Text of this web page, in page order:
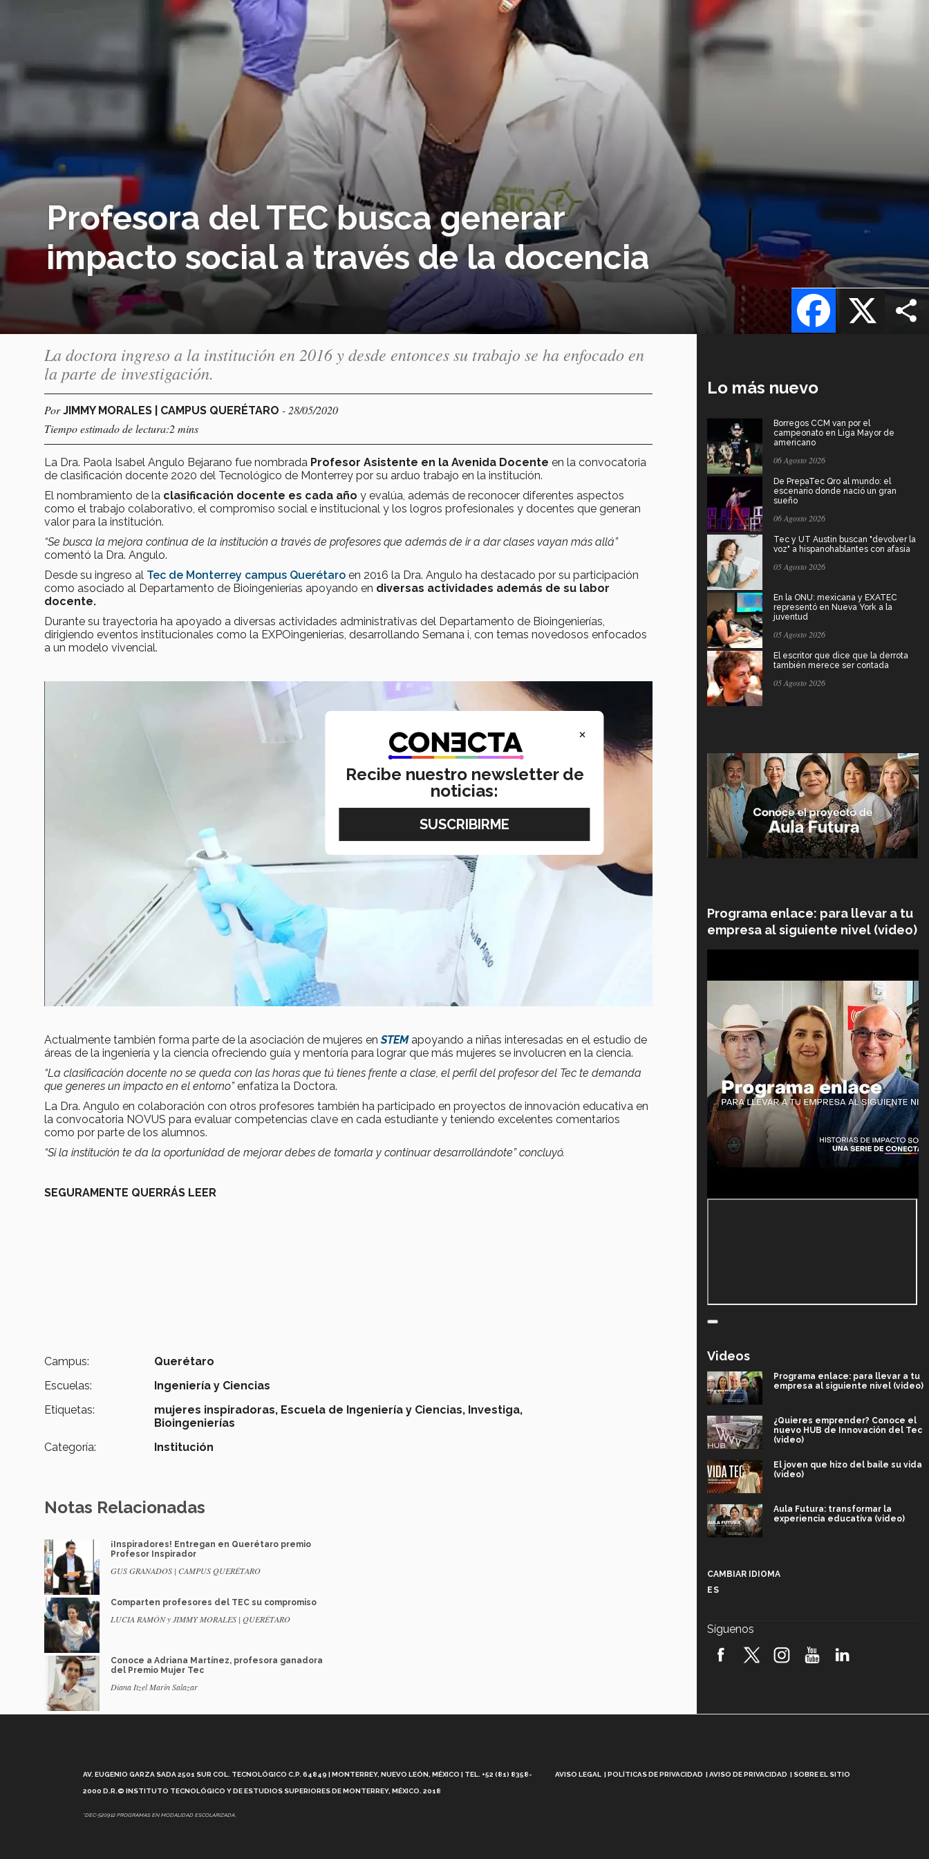
Profesora del TEC busca generar
impacto social a través de la docencia
X
Facebook
La doctora ingreso a la institución en 2016 y desde entonces su trabajo se ha enfocado en
la parte de investigación.
PorJIMMY MORALES | CAMPUS QUERÉTARO - 28/05/2020
Tiempo estimado de lectura:2 mins
La Dra. Paola Isabel Angulo Bejarano fue nombrada Profesor Asistente en la Avenida Docente en la convocatoria
de clasificación docente 2020 del Tecnológico de Monterrey por su arduo trabajo en la institución.
El nombramiento de la clasificación docente es cada año y evalúa, además de reconocer diferentes aspectos
como el trabajo colaborativo, el compromiso social e institucional y los logros profesionales y docentes que generan
valor para la institución.
“Se busca la mejora continua de la institución a través de profesores que además de ir a dar clases vayan más allá”
comentó la Dra. Angulo.
Desde su ingreso al Tec de Monterrey campus Querétaro en 2016 la Dra. Angulo ha destacado por su participación
como asociado al Departamento de Bioingenierías apoyando en diversas actividades además de su labor
docente.
Durante su trayectoria ha apoyado a diversas actividades administrativas del Departamento de Bioingenierías,
dirigiendo eventos institucionales como la EXPOingenierías, desarrollando Semana i, con temas novedosos enfocados
a un modelo vivencial.
Actualmente también forma parte de la asociación de mujeres enSTEMapoyando a niñas interesadas en el estudio de
áreas de la ingeniería y la ciencia ofreciendo guía y mentoría para lograr que más mujeres se involucren en la ciencia.
“La clasificación docente no se queda con las horas que tú tienes frente a clase, el perfil del profesor del Tec te demanda
que generes un impacto en el entorno”enfatiza la Doctora.
La Dra. Angulo en colaboración con otros profesores también ha participado en proyectos de innovación educativa en
la convocatoria NOVUS para evaluar competencias clave en cada estudiante y teniendo excelentes comentarios
como por parte de los alumnos.
“Si la institución te da la oportunidad de mejorar debes de tomarla y continuar desarrollándote” concluyó.
SEGURAMENTE QUERRÁS LEER
Campus:
Querétaro
Escuelas:
Ingeniería y Ciencias
Etiquetas:
mujeres inspiradoras, Escuela de Ingeniería y Ciencias, Investiga,
Bioingenierías
Categoría:
Institución
Notas Relacionadas
¡Inspiradores! Entregan en Querétaro premio
Profesor Inspirador
GUS GRANADOS | CAMPUS QUERÉTARO
Comparten profesores del TEC su compromiso
LUCIA RAMÓN y JIMMY MORALES | QUERÉTARO
Conoce a Adriana Martínez, profesora ganadora
del Premio Mujer Tec
Diana Itzel Marín Salazar
Lo más nuevo
Borregos CCM van por el
campeonato en Liga Mayor de
americano
06 Agosto 2026
De PrepaTec Qro al mundo: el
escenario donde nació un gran
sueño
06 Agosto 2026
Tec y UT Austin buscan "devolver la
voz" a hispanohablantes con afasia
05 Agosto 2026
En la ONU: mexicana y EXATEC
representó en Nueva York a la
juventud
05 Agosto 2026
El escritor que dice que la derrota
también merece ser contada
05 Agosto 2026
Programa enlace: para llevar a tu
empresa al siguiente nivel (video)
Videos
Programa enlace: para llevar a tu
empresa al siguiente nivel (video)
¿Quieres emprender? Conoce el
nuevo HUB de Innovación del Tec
(video)
El joven que hizo del baile su vida
(video)
Aula Futura: transformar la
experiencia educativa (video)
robótica FIRST 2026! (video)
Vida Tec: Feminismo e Inteligencia
CAMBIAR IDIOMA
ES
Síguenos
AV. EUGENIO GARZA SADA 2501 SUR COL. TECNOLÓGICO C.P. 64849 | MONTERREY, NUEVO LEÓN, MÉXICO | TEL. +52 (81) 8358-
2000 D.R.© INSTITUTO TECNOLÓGICO Y DE ESTUDIOS SUPERIORES DE MONTERREY, MÉXICO. 2018
*DEC-520912 PROGRAMAS EN MODALIDAD ESCOLARIZADA.
AVISO LEGAL POLÍTICAS DE PRIVACIDAD AVISO DE PRIVACIDAD SOBRE EL SITIO
×
Recibe nuestro newsletter de
noticias: